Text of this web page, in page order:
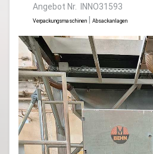
Angebot Nr. INNO31593
Verpackungsmaschinen Absackanlagen